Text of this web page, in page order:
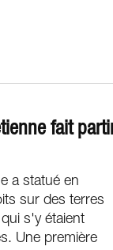
fait
a statué en
sur des terres
s'y étaient
Une première